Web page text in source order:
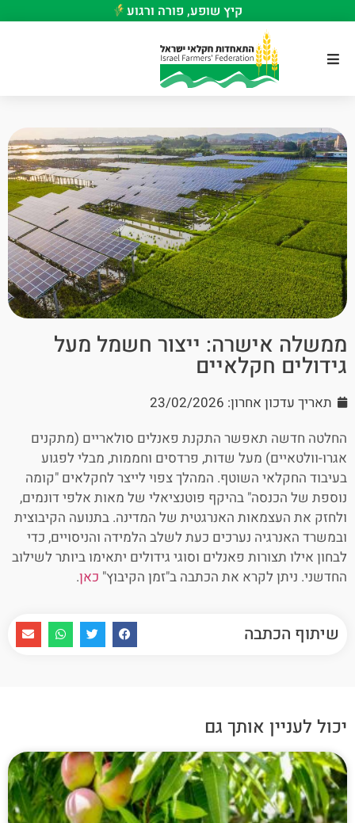
קיץ שופע, פורה ורגוע
ממשלה אישרה: ייצור חשמל מעל
גידולים חקלאיים
תאריך עדכון אחרון: 23/02/2026
החלטה חדשה תאפשר התקנת פאנלים סולאריים (מתקנים
אגרו-וולטאיים) מעל שדות, פרדסים וחממות, מבלי לפגוע
בעיבוד החקלאי השוטף. המהלך צפוי לייצר לחקלאים "קומה
נוספת של הכנסה" בהיקף פוטנציאלי של מאות אלפי דונמים,
ולחזק את העצמאות האנרגטית של המדינה. בתנועה הקיבוצית
ובמשרד האנרגיה נערכים כעת לשלב הלמידה והניסויים, כדי
לבחון אילו תצורות פאנלים וסוגי גידולים יתאימו ביותר לשילוב
החדשני. ניתן לקרא את הכתבה ב"זמן הקיבוץ" כאן.
שיתוף הכתבה
יכול לעניין אותך גם